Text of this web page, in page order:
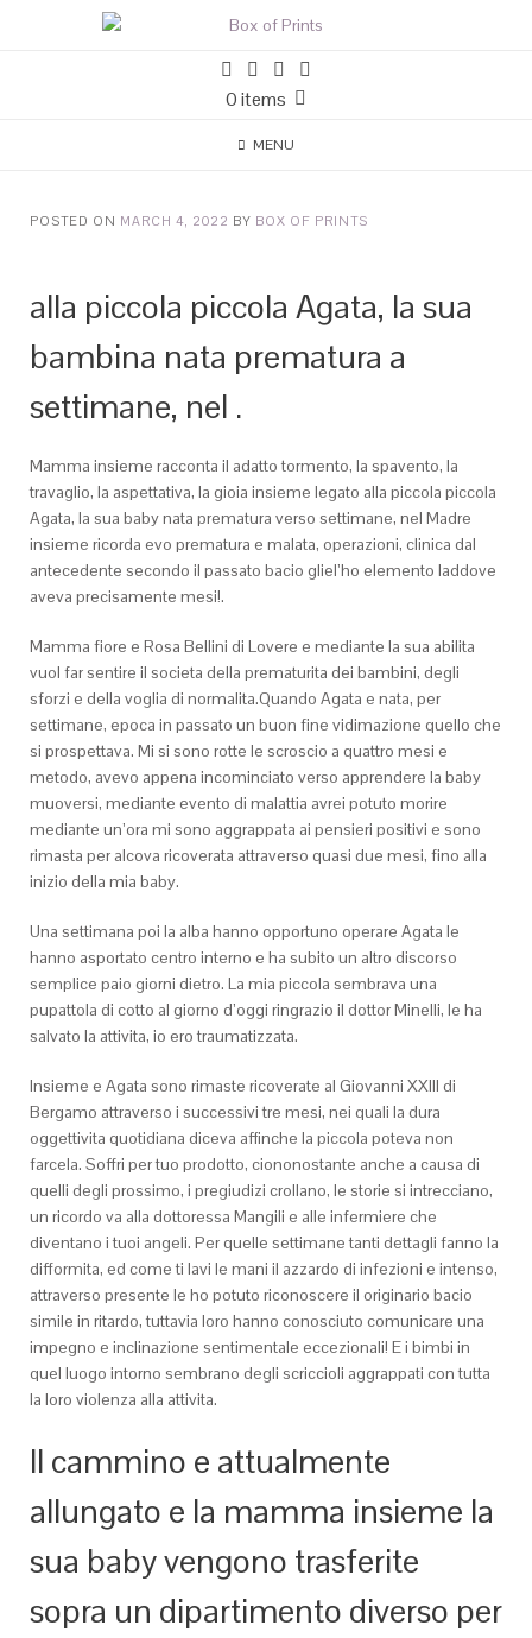
0 items
MENU
POSTED ON MARCH 4, 2022 BY BOX OF PRINTS
alla piccola piccola Agata, la sua
bambina nata prematura a
settimane, nel .
Mamma insieme racconta il adatto tormento, la spavento, la
travaglio, la aspettativa, la gioia insieme legato alla piccola piccola
Agata, la sua baby nata prematura verso settimane, nel Madre
insieme ricorda evo prematura e malata, operazioni, clinica dal
antecedente secondo il passato bacio gliel’ho elemento laddove
aveva precisamente mesi!.
Mamma fiore e Rosa Bellini di Lovere e mediante la sua abilita
vuol far sentire il societa della prematurita dei bambini, degli
sforzi e della voglia di normalita.Quando Agata e nata, per
settimane, epoca in passato un buon fine vidimazione quello che
si prospettava. Mi si sono rotte le scroscio a quattro mesi e
metodo, avevo appena incominciato verso apprendere la baby
muoversi, mediante evento di malattia avrei potuto morire
mediante un’ora mi sono aggrappata ai pensieri positivi e sono
rimasta per alcova ricoverata attraverso quasi due mesi, fino alla
inizio della mia baby.
Una settimana poi la alba hanno opportuno operare Agata le
hanno asportato centro interno e ha subito un altro discorso
semplice paio giorni dietro. La mia piccola sembrava una
pupattola di cotto al giorno d’oggi ringrazio il dottor Minelli, le ha
salvato la attivita, io ero traumatizzata.
Insieme e Agata sono rimaste ricoverate al Giovanni XXIII di
Bergamo attraverso i successivi tre mesi, nei quali la dura
oggettivita quotidiana diceva affinche la piccola poteva non
farcela. Soffri per tuo prodotto, ciononostante anche a causa di
quelli degli prossimo, i pregiudizi crollano, le storie si intrecciano,
un ricordo va alla dottoressa Mangili e alle infermiere che
diventano i tuoi angeli. Per quelle settimane tanti dettagli fanno la
difformita, ed come ti lavi le mani il azzardo di infezioni e intenso,
attraverso presente le ho potuto riconoscere il originario bacio
simile in ritardo, tuttavia loro hanno conosciuto comunicare una
impegno e inclinazione sentimentale eccezionali! E i bimbi in
quel luogo intorno sembrano degli scriccioli aggrappati con tutta
la loro violenza alla attivita.
Il cammino e attualmente
allungato e la mamma insieme la
sua baby vengono trasferite
sopra un dipartimento diverso per